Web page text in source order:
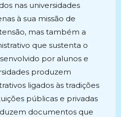
nas universidades
à sua missão de
mas também a
que sustenta o
por alunos e
produzem
ligados às tradições
públicas e privadas
documentos que